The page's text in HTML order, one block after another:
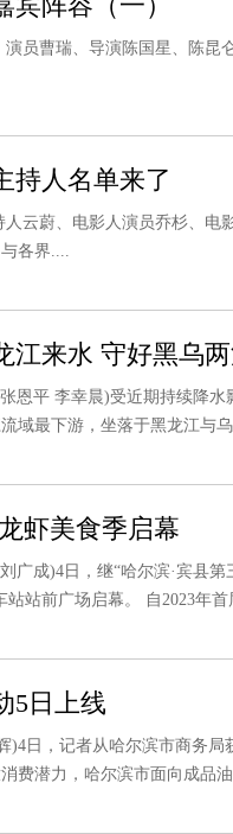
曹瑞、导演陈国星、陈昆
持人名单来了
蔚、电影人演员乔杉、电
各界....
江来水 守好黑乌
平 李幸晨)受近期持续降水
域最下游，坐落于黑龙江与
虾美食季启幕
成)4日，继“哈尔滨·宾县第
站前广场启幕。 自2023年
5日上线
，记者从哈尔滨市商务局
费潜力，哈尔滨市面向成品